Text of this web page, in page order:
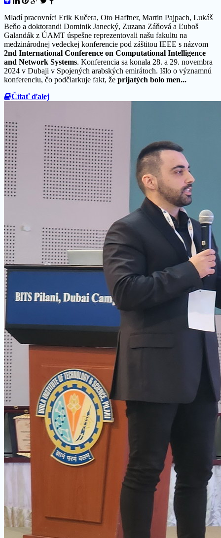
Mladí pracovníci Erik Kučera, Oto Haffner, Martin Pajpach, Lukáš
Beňo a doktorandi Dominik Janecký, Zuzana Záňová a Ľuboš
Galandák z ÚAMT úspešne reprezentovali našu fakultu na
medzinárodnej vedeckej konferencie pod záštitou IEEE s názvom
2nd International Conference on Computational Intelligence
and Network Systems. Konferencia sa konala 28. a 29. novembra
2024 v Dubaji v Spojených arabských emirátoch. Išlo o významnú
konferenciu, čo podčiarkuje fakt, že prijatých bolo men...
Čítať ďalej